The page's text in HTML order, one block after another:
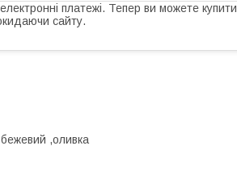
платежі. Тепер ви можете купити
сайту.
,оливка